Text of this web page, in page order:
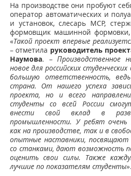
На производстве они пробуют
оператор автоматических и
и установок, слесарь МСР,
формовщик машинной формовки,
«Такой проект впервые
– отметила руководитель
Наумова. – Производственное
новое для российских
большую ответственность,
страна. От нашего успеха
проекта, но и всего
студенты со всей России
внести свой вклад в
промышленности. У ребят очень
как на производстве, так и в
опытные наставники,
со станками, дают возможность
оценить свои силы. Также
лучшие по показателям студенты».